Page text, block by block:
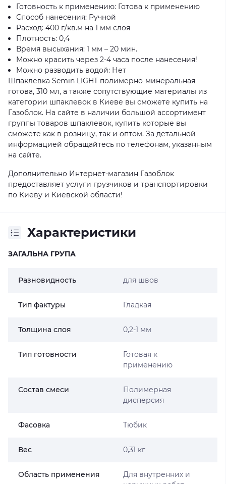
Готовность к применению: Готова к применению
Способ нанесения: Ручной
Расход: 400 г/кв.м на 1 мм слоя
Плотность: 0,4
Время высыхания: 1 мм – 20 мин.
Можно красить через 2-4 часа после нанесения!
Можно разводить водой: Нет
Шпаклевка Semin LIGHT полимерно-минеральная
готова, 310 мл, а также сопутствующие материалы из
категории шпаклевок в Киеве вы сможете купить на
Газоблок. На сайте в наличии большой ассортимент
группы товаров шпаклевок, купить которые вы
сможете как в розницу, так и оптом. За детальной
информацией обращайтесь по телефонам, указанным
на сайте.
Дополнительно Интернет-магазин Газоблок
предоставляет услуги грузчиков и транспортировки
по Киеву и Киевской области!
Характеристики
ЗАГАЛЬНА ГРУПА
Разновидность для швов
Тип фактуры Гладкая
Толщина слоя 0,2-1 мм
Тип готовности
Готовая к
применению
Состав смеси
Полимерная
дисперсия
Фасовка Тюбик
Вес 0,31 кг
Область применения
Для внутренних и